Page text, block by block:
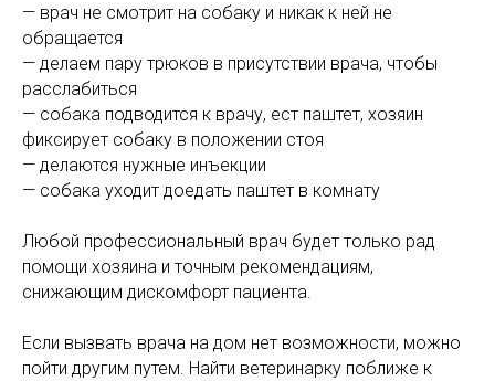
— врач не смотрит на собаку и никак к ней не
обращается
— делаем пару трюков в присутствии врача, чтобы
расслабиться
— собака подводится к врачу, ест паштет, хозяин
фиксирует собаку в положении стоя
— делаются нужные инъекции
— собака уходит доедать паштет в комнату
Любой профессиональный врач будет только рад
помощи хозяина и точным рекомендациям,
снижающим дискомфорт пациента.
Если вызвать врача на дом нет возможности, можно
пойти другим путем. Найти ветеринарку поближе к